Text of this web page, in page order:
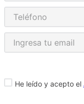
He leído y acepto el